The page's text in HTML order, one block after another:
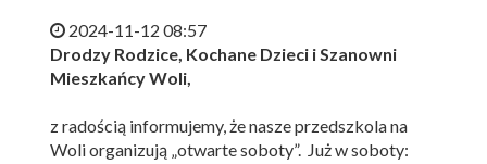
2024-11-12 08:57
Drodzy Rodzice, Kochane Dzieci i Szanowni
Mieszkańcy Woli,
z radością informujemy, że nasze przedszkola na
Woli organizują „otwarte soboty”. Już w soboty: